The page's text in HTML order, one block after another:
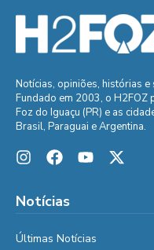
Notícias, opiniões, histórias
Fundado em 2003, o
Foz do Iguaçu (PR) e as
Brasil, Paraguai e Argentina.
Notícias
Últimas Notícias